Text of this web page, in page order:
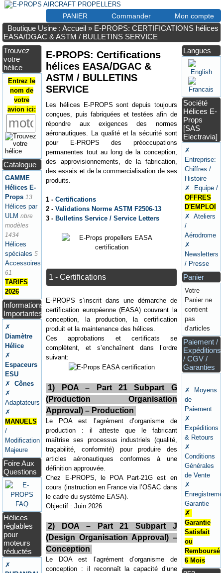
PANIER Commander Mon compte
Boutique Usine : Accueil » E-PROPS: CERTIFICATIONS hélices
EASA/DGAC & ASTM / BULLETINS SERVICE
Trouvez
votre
hélice
Entrez le
nom de
votre
avion ici:
Catalogue
GAMME
Hélices E-
Props 13
Hélices par
ULM nbre
modèles
1434
Hélices
spéciales 5
Accessoires
61
TARIFS
2026
Informations
Importantes
✗
Diamètre
Hélice
✗
Espaceurs
ESU
✗
Cônes
✗
Adaptateurs
✗
MANUELS
/
Modification
Majeure
Foire Aux
Questions
Hélices
réglables
pour
moteurs
réductés
✗
E-PROPS: Certifications
hélices EASA/DGAC &
ASTM / BULLETINS
SERVICE
Les hélices E-PROPS sont depuis toujours
conçues, puis fabriquées et testées afin de
répondre aux exigences des normes
aéronautiques. La qualité et la sécurité sont
pour E-PROPS des préoccupations
permanentes tout au long de la conception,
des approvisionnements, de la fabrication,
des essais et de la commercialisation de ses
produits.
1 -Certifications
2 -Validations Norme ASTM F2506-13
3 -Bulletins Service / Service Letters
1 - Certifications
E-PROPS s’inscrit dans une démarche de
certification européenne (EASA) couvrant la
conception, la production, la certification
produit et la maintenance des hélices.
Ces approbations et certificats se
complètent, et s’enchaînent dans l’ordre
suivant:
1) POA – Part 21 Subpart G
(Production Organisation
Approval) – Production
Le POA est l’agrément d’organisme de
production : il atteste que le fabricant
maîtrise ses processus industriels (qualité,
traçabilité, conformité) pour produire des
articles aéronautiques conformes à une
définition approuvée.
Chez E-PROPS, le POA Part-21G est en
cours (instruction en France via l’OSAC dans
le cadre du système EASA).
Objectif : Juin 2026
2) DOA – Part 21 Subpart J
(Design Organisation Approval) –
Conception
Le DOA est l’agrément d’organisme de
conception : il reconnaît la capacité d’une
Langues
Société
Hélices E-
Props
[SAS
Electravia]
✗
Entreprise:
Chiffres /
Histoire
✗ Equipe /
OFFRES
D'EMPLOI
✗ Ateliers
/
Aérodrome
✗
Newsletters
/ Presse
Panier
Votre
Panier ne
contient
pas
d'articles
Paiement /
Expéditions
/ CGV /
Garanties
✗ Moyens
de
Paiement
✗
Expéditions
& Retours
✗
Conditions
Générales
de Vente
✗
Garantie
✗
Garantie
Satisfait
ou
Remboursé
6 Mois